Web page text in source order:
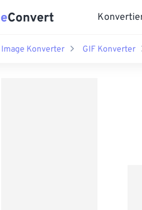
Image Konverter GIF Konverter